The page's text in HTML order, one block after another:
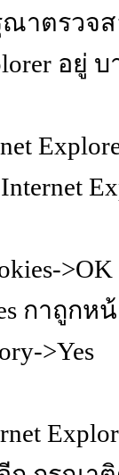
าตรวจส
อยู่
>OK
กาถูกหน้
>Yes